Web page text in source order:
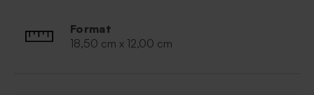
Format
18,50 cm x 12,00 cm